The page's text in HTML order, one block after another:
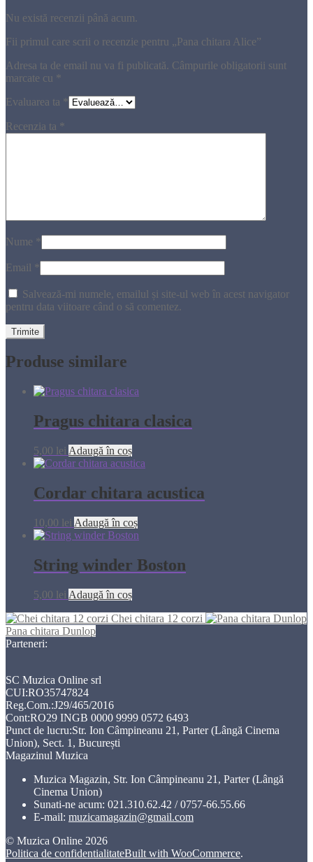
Nu există recenzii până acum.
Fii primul care scrii o recenzie pentru „Pana chitara Alice”
Adresa ta de email nu va fi publicată. Câmpurile obligatorii sunt
marcate cu *
Evaluarea ta *
Recenzia ta *
Nume *
Email *
Salvează-mi numele, emailul și site-ul web în acest navigator
pentru data viitoare când o să comentez.
Produse similare
Pragus chitara clasica
5,00 lei Adaugă în coș
Cordar chitara acustica
10,00 lei Adaugă în coș
String winder Boston
5,00 lei Adaugă în coș
Chei chitara 12 corzi
Pana chitara Dunlop
Parteneri:
SC Muzica Online srl
CUI:RO35747824
Reg.Com.:J29/465/2016
Cont:RO29 INGB 0000 9999 0572 6493
Punct de lucru:Str. Ion Câmpineanu 21, Parter (Lângă Cinema
Union), Sect. 1, București
Magazinul Muzica
Muzica Magazin, Str. Ion Câmpineanu 21, Parter (Lângă
Cinema Union)
Sunati-ne acum: 021.310.62.42 / 0757-66.55.66
E-mail: muzicamagazin@gmail.com
© Muzica Online 2026
Politica de confidentialitateBuilt with WooCommerce.